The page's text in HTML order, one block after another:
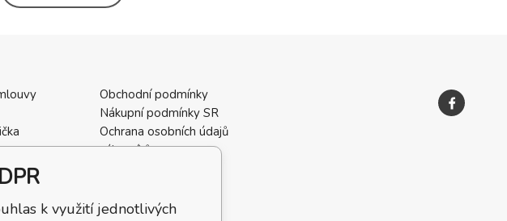
Obchodní podmínky
Nákupní podmínky SR
Ochrana osobních údajů
zákazníků
k využití jednotlivých